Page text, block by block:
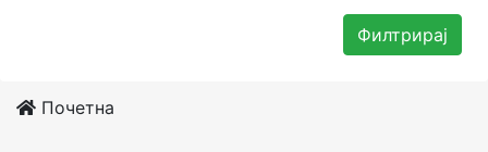
Филтрирај
Почетна